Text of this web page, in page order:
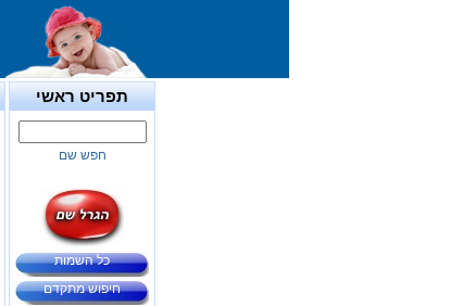
תפריט ראשי
חפש שם
כל השמות
חיפוש מתקדם